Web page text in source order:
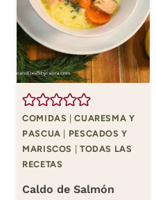
COMIDAS |CUARESMA Y
PASCUA
PESCADOS Y
MARISCOS
TODAS LAS
RECETAS
Caldo de Salmón